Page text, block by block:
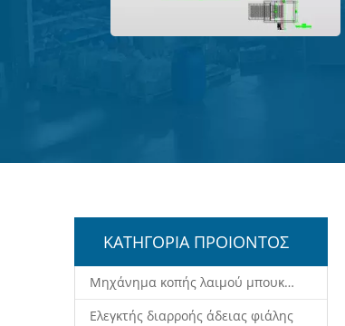
ΚΑΤΗΓΟΡΙΑ ΠΡΟΙΟΝΤΟΣ
Μηχάνημα κοπής λαιμού μπουκαλιών
Ελεγκτής διαρροής άδειας φιάλης